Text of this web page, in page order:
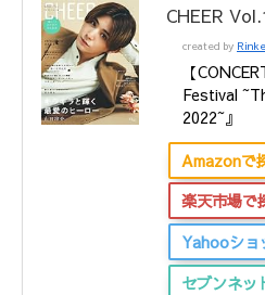
CHEER
created by
【
Festival
2022~』
Amazonで
楽天市場で
Yahooショ
セブンネッ